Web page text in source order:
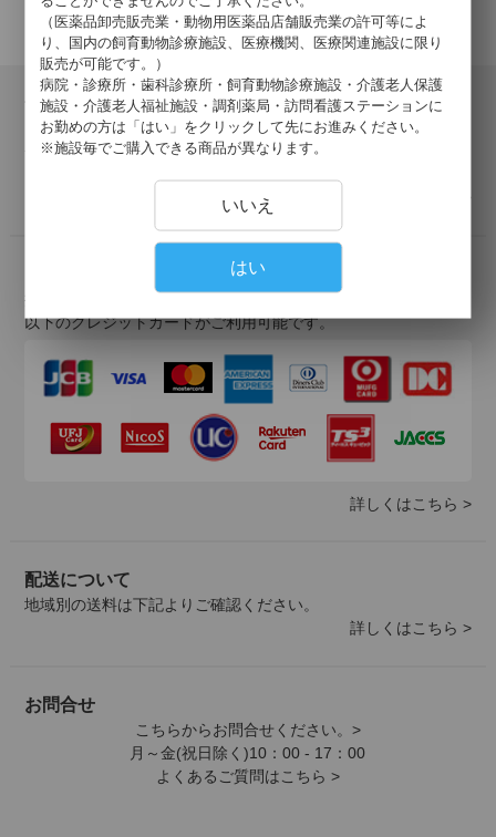
会員登録について
当サイトでの購入には会員登録が必要となります。
登録の認証が済みましたら、会員登録完了のご報告を、ご登録
掛け払い・クレジットカード・代引きがご利用いただけます。
以下のクレジットカードがご利用可能です。
詳しくはこちら >
配送について
地域別の送料は下記よりご確認ください。
詳しくはこちら >
お問合せ
こちらからお問合せください。>
月～金(祝日除く)10：00 - 17：00
よくあるご質問はこちら >
（医薬品卸売販売業・動物用医薬品店舗販売業の許可等によ
り、国内の飼育動物診療施設、医療機関、医療関連施設に限り
販売が可能です。）
病院・診療所・歯科診療所・飼育動物診療施設・介護老人保護
施設・介護老人福祉施設・調剤薬局・訪問看護ステーションに
お勤めの方は「はい」をクリックして先にお進みください。
※施設毎でご購入できる商品が異なります。
いいえ
はい